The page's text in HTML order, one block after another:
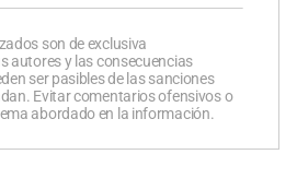
son de exclusiva
autores y las consecuencias
ser pasibles de las sanciones
Evitar comentarios ofensivos o
abordado en la información.